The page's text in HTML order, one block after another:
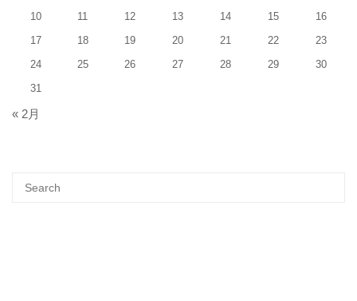
10
11 12 13 14 15
16
17
18 19 20 21 22
23
24
25 26 27 28 29
30
31
« 2月